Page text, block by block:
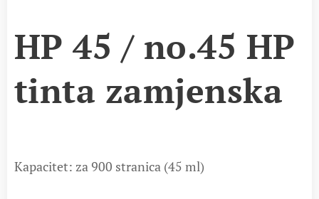
HP 45 / no.45 HP
tinta zamjenska
Kapacitet: za 900 stranica (45 ml)